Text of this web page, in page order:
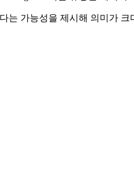
가능성을 제시해 의미가